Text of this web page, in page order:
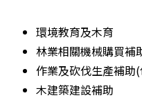
環境教育及木育
林業相關機械購買補
作業及砍伐生產補助
木建築建設補助